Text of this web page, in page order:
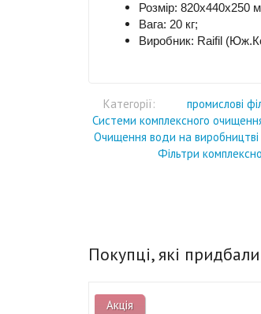
Розмір: 820x440x250
Вага: 20 кг;
Виробник: Raifil
Категорії: промислові
Системи комплексного
Очищення води на виробництві
Фільтри
Покупці, які
Акція